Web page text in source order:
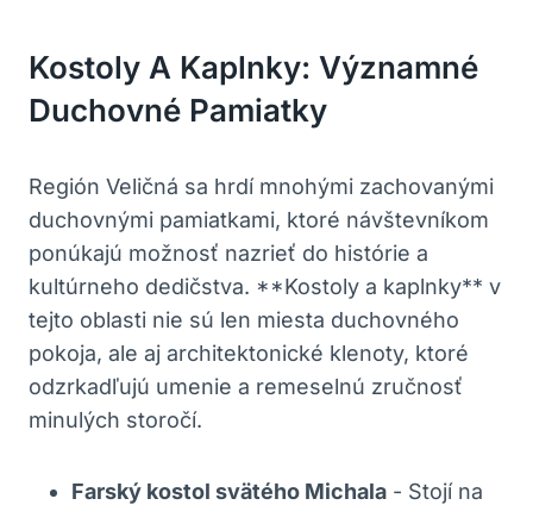
Kostoly A Kaplnky: Významné
Duchovné Pamiatky
Región Veličná​ sa⁤ hrdí mnohými zachovanými
⁣duchovnými pamiatkami, ktoré návštevníkom
ponúkajú ‍možnosť‌ nazrieť do histórie a⁣
kultúrneho ⁤dedičstva. **Kostoly a kaplnky** v
tejto oblasti ‌nie sú‌ len ‍miesta‍ duchovného
pokoja, ale‌ aj ⁢architektonické klenoty, ktoré
⁢odzrkadľujú umenie⁣ a remeselnú zručnosť
minulých storočí.
Farský kostol⁢ svätého⁣ Michala ⁢- ⁤Stojí na